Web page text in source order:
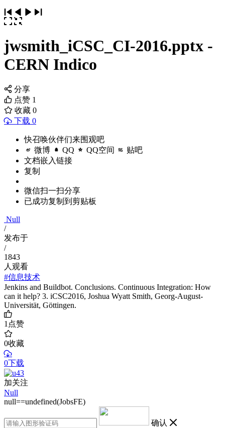
jwsmith_iCSC_CI-2016.pptx -
CERN Indico
分享
点赞 1
收藏 0
下载 0
快召唤伙伴们来围观吧
微博 QQ QQ空间 贴吧
文档嵌入链接
复制
微信扫一扫分享
已成功复制到剪贴板
Null
/
发布于
/
1843
人观看
#信息技术
Jenkins and Buildbot. Conclusions. Continuous Integration: How
can it help? 3. iCSC2016, Joshua Wyatt Smith, Georg-August-
Universitӓt, Gӧttingen.
1点赞
0收藏
0下载
加关注
Null
null==undefined(JobsFE)
确认